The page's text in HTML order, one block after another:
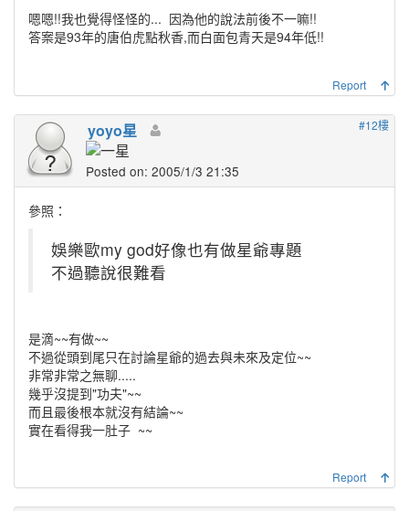
嗯嗯!!我也覺得怪怪的... 因為他的說法前後不一嘛!!
答案是93年的唐伯虎點秋香,而白面包青天是94年低!!
Report
#12樓
yoyo星
Posted on: 2005/1/3 21:35
參照：
娛樂歐my god好像也有做星爺專題
不過聽說很難看
是滴~~有做~~
不過從頭到尾只在討論星爺的過去與未來及定位~~
非常非常之無聊.....
幾乎沒提到"功夫"~~
而且最後根本就沒有結論~~
實在看得我一肚子 ~~
Report